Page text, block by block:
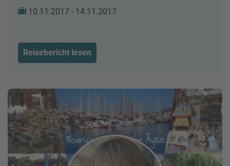
10.11.2017 - 14.11.2017
Reisebericht lesen